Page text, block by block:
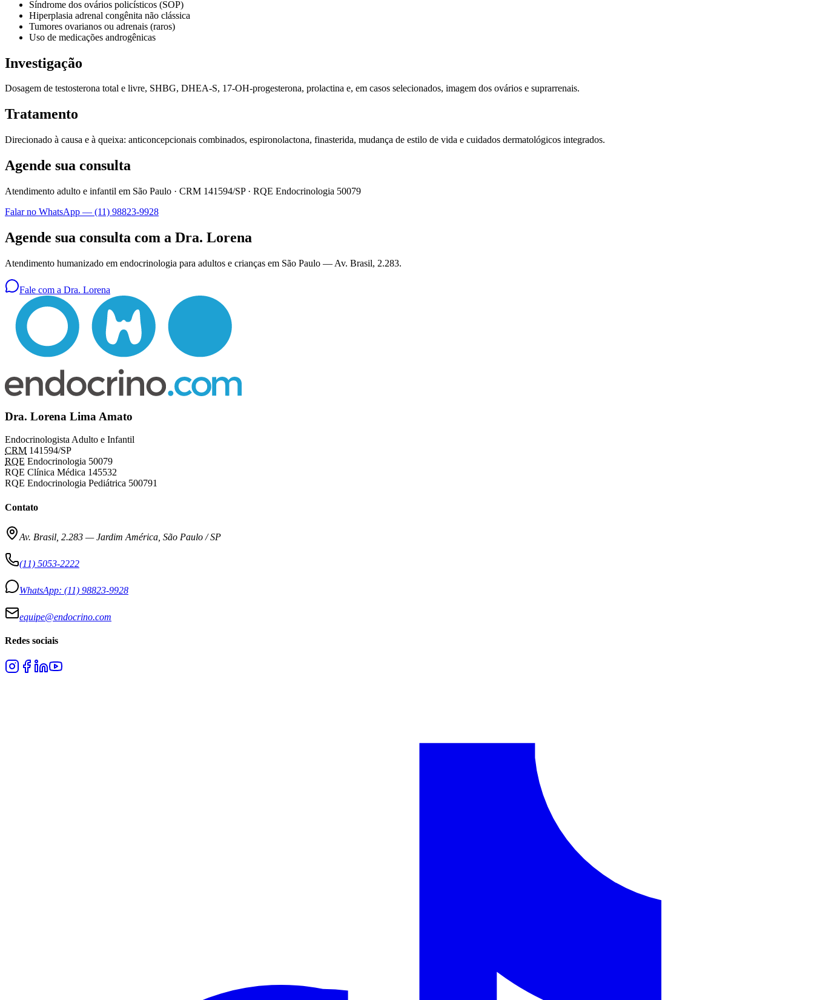
Síndrome dos ovários policísticos (SOP)
Hiperplasia adrenal congênita não clássica
Tumores ovarianos ou adrenais (raros)
Uso de medicações androgênicas
Investigação
Dosagem de testosterona total e livre, SHBG, DHEA-S, 17-OH-progesterona, prolactina e, em casos selecionados, imagem dos ovários e suprarrenais.
Tratamento
Direcionado à causa e à queixa: anticoncepcionais combinados, espironolactona, finasterida, mudança de estilo de vida e cuidados dermatológicos integrados.
Agende sua consulta
Atendimento adulto e infantil em São Paulo · CRM 141594/SP· RQE Endocrinologia 50079
Falar no WhatsApp — (11) 98823-9928
Agende sua consulta com a Dra. Lorena
Atendimento humanizado em endocrinologia para adultos e crianças em São Paulo — Av. Brasil, 2.283.
Fale com a Dra. Lorena
Dra. Lorena Lima Amato
Endocrinologista Adulto e Infantil
CRM 141594/SP
RQE Endocrinologia 50079
RQE Clínica Médica 145532
RQE Endocrinologia Pediátrica 500791
Contato
Av. Brasil, 2.283 —Jardim América, São Paulo / SP
(11) 5053-2222
WhatsApp: (11) 98823-9928
equipe@endocrino.com
Redes sociais